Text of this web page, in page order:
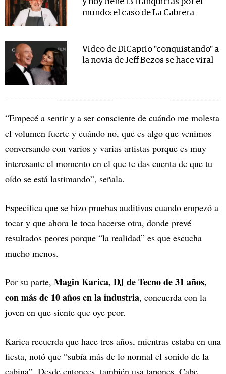
mundo: el caso de La Cabrera
Video de DiCaprio "conquistando" a
la novia de Jeff Bezos se hace viral
“Empecé a sentir y a ser consciente de cuándo me molesta
el volumen fuerte y cuándo no, que es algo que venimos
conversando con varios y varias artistas porque es muy
interesante el momento en el que te das cuenta de que tu
oído se está lastimando”, señala.
Especifica que se hizo pruebas auditivas cuando empezó a
tocar y que ahora le toca hacerse otra, donde prevé
resultados peores porque “la realidad” es que escucha
mucho menos.
Por su parte, Magin Karica, DJ de Tecno de 31 años,
con más de 10 años en la industria, concuerda con la
joven en que siente que oye peor.
Karica recuerda que hace tres años, mientras estaba en una
fiesta, notó que “subía más de lo normal el sonido de la